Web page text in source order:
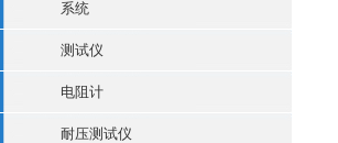
系统
测试仪
电阻计
耐压测试仪